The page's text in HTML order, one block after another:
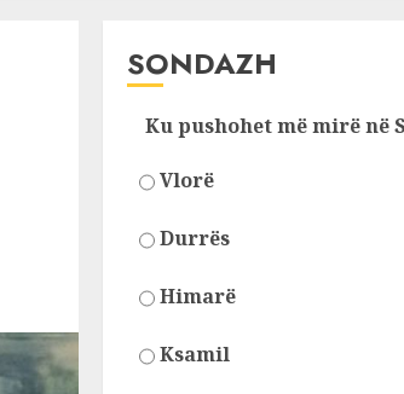
SONDAZH
Ku pushohet më mirë në
Vlorë
Durrës
Himarë
Ksamil